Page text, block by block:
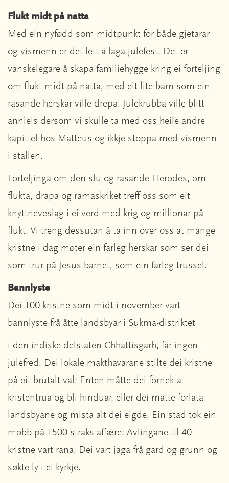
Flukt midt på natta
Med ein nyfødd som midtpunkt for både gjetarar
og vismenn er det lett å laga julefest. Det er
vanskelegare å skapa familiehygge kring ei forteljing
om flukt midt på natta, med eit lite barn som ein
rasande herskar ville drepa. Julekrubba ville blitt
annleis dersom vi skulle ta med oss heile andre
kapittel hos Matteus og ikkje stoppa med vismenn
i stallen.
Forteljinga om den slu og rasande Herodes, om
flukta, drapa og ramaskriket treff oss som eit
knyttneveslag i ei verd med krig og millionar på
flukt. Vi treng dessutan å ta inn over oss at mange
kristne i dag møter ein farleg herskar som ser dei
som trur på Jesus-barnet, som ein farleg trussel.
Bannlyste
Dei 100 kristne som midt i november vart
bannlyste frå åtte landsbyar i Sukma-distriktet
i den indiske delstaten Chhattisgarh, får ingen
julefred. Dei lokale makthavarane stilte dei kristne
på eit brutalt val: Enten måtte dei fornekta
kristentrua og bli hinduar, eller dei måtte forlata
landsbyane og mista alt dei eigde. Ein stad tok ein
mobb på 1500 straks affære: Avlingane til 40
kristne vart rana. Dei vart jaga frå gard og grunn og
søkte ly i ei kyrkje.